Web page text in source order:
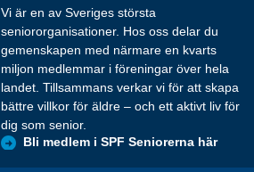
Vi är en av Sveriges största
seniororganisationer. Hos oss delar du
gemenskapen med närmare en kvarts
miljon medlemmar i föreningar över hela
landet. Tillsammans verkar vi för att skapa
bättre villkor för äldre – och ett aktivt liv för
dig som senior.
Bli medlem i SPF Seniorerna här